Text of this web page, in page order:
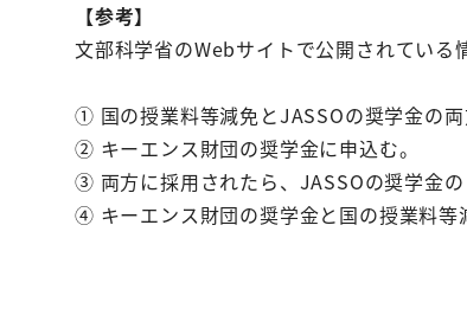
【参考】
文部科学省のWebサイトで公開されている
① 国の授業料等減免とJASSOの奨学金の両
② キーエンス財団の奨学金に申込む。
③ 両方に採用されたら、JASSOの奨学金の
④ キーエンス財団の奨学金と国の授業料等